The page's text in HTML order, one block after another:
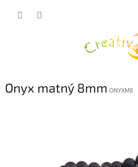
Onyx matný 8mm ONYXM8